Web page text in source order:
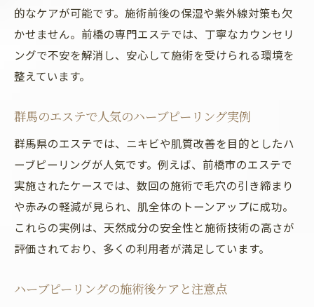
的なケアが可能です。施術前後の保湿や紫外線対策も欠
かせません。前橋の専門エステでは、丁寧なカウンセリ
ングで不安を解消し、安心して施術を受けられる環境を
整えています。
群馬のエステで人気のハーブピーリング実例
群馬県のエステでは、ニキビや肌質改善を目的としたハ
ーブピーリングが人気です。例えば、前橋市のエステで
実施されたケースでは、数回の施術で毛穴の引き締まり
や赤みの軽減が見られ、肌全体のトーンアップに成功。
これらの実例は、天然成分の安全性と施術技術の高さが
評価されており、多くの利用者が満足しています。
ハーブピーリングの施術後ケアと注意点